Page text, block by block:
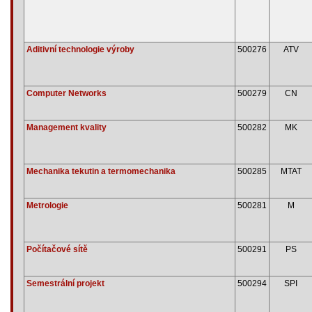
Aditivní technologie výroby 500276 ATV
Computer Networks 500279 CN
Management kvality 500282 MK
Mechanika tekutin a termomechanika 500285 MTAT
Metrologie 500281 M
Počítačové sítě 500291 PS
Semestrální projekt 500294 SPI